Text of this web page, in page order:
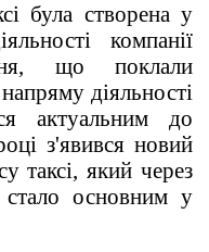
була створена у
компанії
що поклали
діяльності
актуальним до
з'явився новий
таксі, який через
основним у